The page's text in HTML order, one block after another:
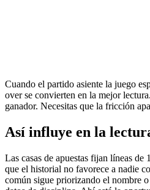
Cuando el partido asiente la juego
over se convierten en la mejor
ganador. Necesitas que la fricción
Así influye en la
Las casas de apuestas fijan líneas
que el historial no favorece a nadie
común sigue priorizando el nombre